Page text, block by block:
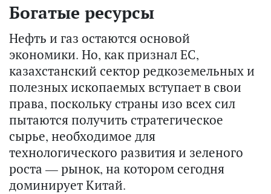
Богатые ресурсы
Нефть и газ остаются основой
экономики. Но, как признал ЕС,
казахстанский сектор редкоземельных и
полезных ископаемых вступает в свои
права, поскольку страны изо всех сил
пытаются получить стратегическое
сырье, необходимое для
технологического развития и зеленого
роста — рынок, на котором сегодня
доминирует Китай.